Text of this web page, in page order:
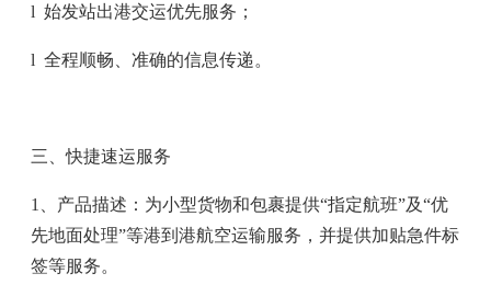
l 始发站出港交运优先服务；
l 全程顺畅、准确的信息传递。
三、快捷速运服务
1
、产品描述：为小型货物和包裹提供“指定航班”及“优
先地面处理”等港到港航空运输服务，并提供加贴急件标
签等服务。